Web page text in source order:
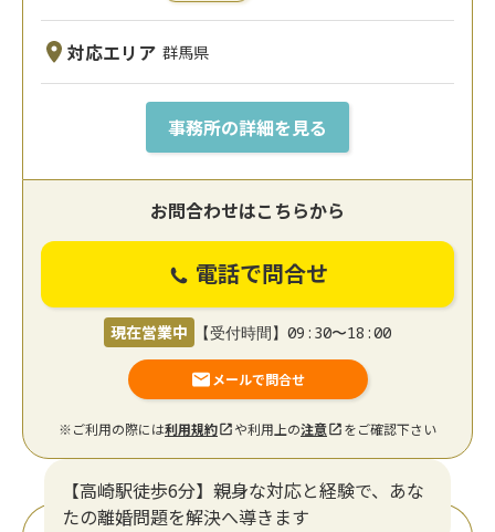
対応エリア 群馬県
事務所の詳細を見る
お問合わせはこちらから
電話で問合せ
現在営業中 【受付時間】09:30〜18:00
メールで問合せ
※ご利用の際には利用規約 や利用上の注意 をご確認下さい
【高崎駅徒歩6分】親身な対応と経験で、あな
たの離婚問題を解決へ導きます